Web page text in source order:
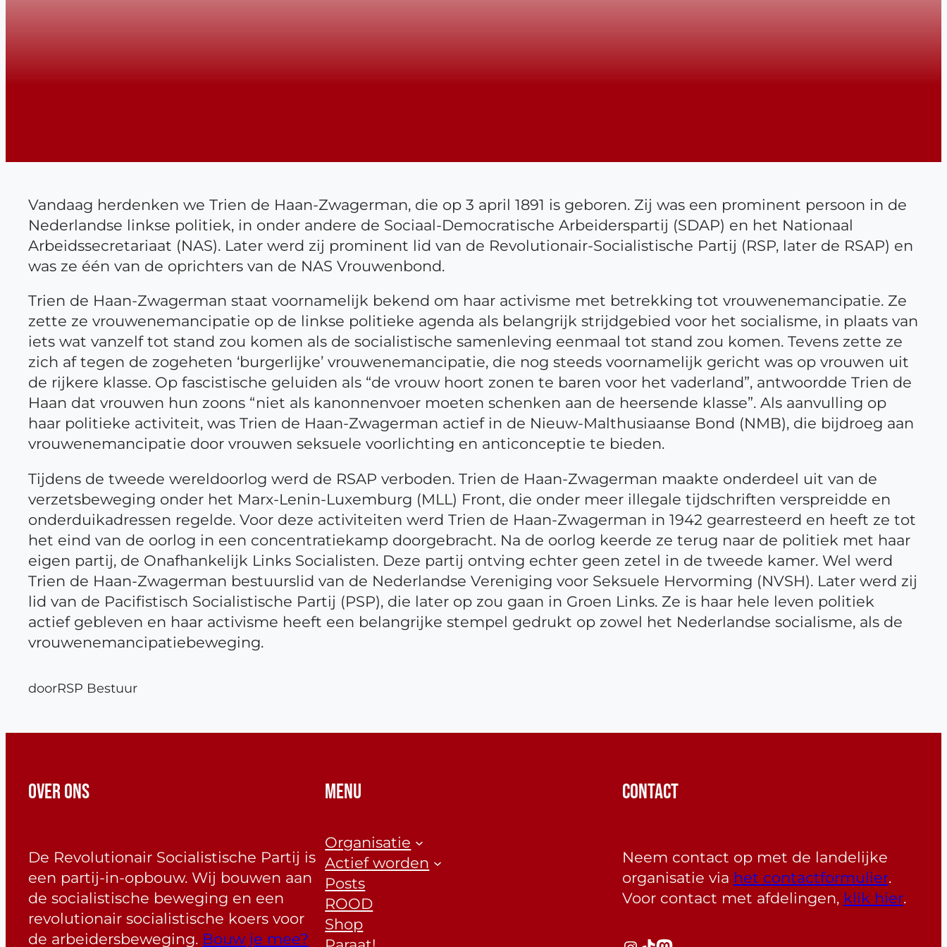
Vandaag herdenken we Trien de Haan-Zwagerman, die op 3 april 1891 is geboren. Zij was een prominent persoon in de
Nederlandse linkse politiek, in onder andere de Sociaal-Democratische Arbeiderspartij (SDAP) en het Nationaal
Arbeidssecretariaat (NAS). Later werd zij prominent lid van de Revolutionair-Socialistische Partij (RSP, later de RSAP) en
was ze één van de oprichters van de NAS Vrouwenbond.
Trien de Haan-Zwagerman staat voornamelijk bekend om haar activisme met betrekking tot vrouwenemancipatie. Ze
zette ze vrouwenemancipatie op de linkse politieke agenda als belangrijk strijdgebied voor het socialisme, in plaats van
iets wat vanzelf tot stand zou komen als de socialistische samenleving eenmaal tot stand zou komen. Tevens zette ze
zich af tegen de zogeheten ‘burgerlijke’ vrouwenemancipatie, die nog steeds voornamelijk gericht was op vrouwen uit
de rijkere klasse. Op fascistische geluiden als “de vrouw hoort zonen te baren voor het vaderland”, antwoordde Trien de
Haan dat vrouwen hun zoons “niet als kanonnenvoer moeten schenken aan de heersende klasse”. Als aanvulling op
haar politieke activiteit, was Trien de Haan-Zwagerman actief in de Nieuw-Malthusiaanse Bond (NMB), die bijdroeg aan
vrouwenemancipatie door vrouwen seksuele voorlichting en anticonceptie te bieden.
Tijdens de tweede wereldoorlog werd de RSAP verboden. Trien de Haan-Zwagerman maakte onderdeel uit van de
verzetsbeweging onder het Marx-Lenin-Luxemburg (MLL) Front, die onder meer illegale tijdschriften verspreidde en
onderduikadressen regelde. Voor deze activiteiten werd Trien de Haan-Zwagerman in 1942 gearresteerd en heeft ze tot
het eind van de oorlog in een concentratiekamp doorgebracht. Na de oorlog keerde ze terug naar de politiek met haar
eigen partij, de Onafhankelijk Links Socialisten. Deze partij ontving echter geen zetel in de tweede kamer. Wel werd
Trien de Haan-Zwagerman bestuurslid van de Nederlandse Vereniging voor Seksuele Hervorming (NVSH). Later werd zij
lid van de Pacifistisch Socialistische Partij (PSP), die later op zou gaan in Groen Links. Ze is haar hele leven politiek
actief gebleven en haar activisme heeft een belangrijke stempel gedrukt op zowel het Nederlandse socialisme, als de
vrouwenemancipatiebeweging.
doorRSP Bestuur
OVER ONS
De Revolutionair Socialistische Partij is
een partij-in-opbouw. Wij bouwen aan
de socialistische beweging en een
revolutionair socialistische koers voor
de arbeidersbeweging. Bouw je mee?
MENU
Organisatie
Actief worden
Posts
ROOD
Shop
CONTACT
Neem contact op met de landelijke
organisatie via het contactformulier.
Voor contact met afdelingen, klik hier.